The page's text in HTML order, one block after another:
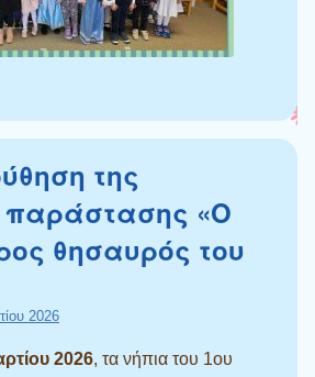
της
παράστασης «Ο
θησαυρός του
2026
2026, τα νήπια του 1ου